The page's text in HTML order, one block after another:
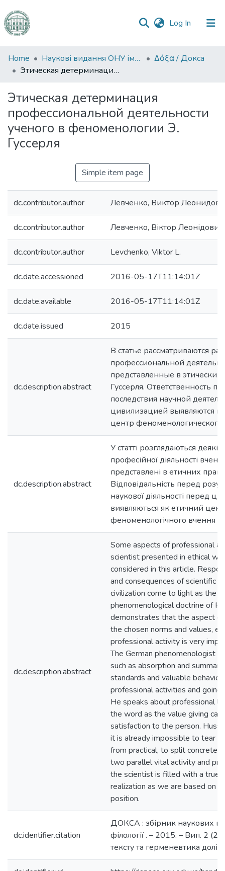
Log In (current)
Communities
&
All of DSpace
Statistics
Home Наукові видання ОНУ імені І. І. Мечникова
Δόξα / Докса
Этическая детерминация профессиональной деятельности ученого в феноменологии Э. Гуссерля
Этическая детерминация
профессиональной деятельности
ученого в феноменологии Э.
Гуссерля
Simple item page
dc.contributor.author Левченко, Виктор
dc.contributor.author Левченко, Віктор Леонідович
dc.contributor.author Levchenko, Viktor L.
dc.date.accessioned 2016-05-17T11:14:01Z
dc.date.available 2016-05-17T11:14:01Z
dc.date.issued 2015
dc.description.abstract
В статье рассматриваются
профессиональной
представленные в этических
Гуссерля. Ответственность
последствия научной
цивилизацией выявляются
центр феноменологического
dc.description.abstract
У статті розглядаються деякі
професійної діяльності
представлені в етичних
Відповідальність перед
наукової діяльності перед
виявляються як етичний
феноменологічного вчення
dc.description.abstract
Some aspects of professional
scientist presented in ethical
considered in this article.
and consequences of scientific
civilization come to light as the
phenomenological doctrine of
demonstrates that the aspect
the chosen norms and values,
professional activity is very
The German phenomenologist
such as absorption and
standards and valuable
professional activities and
He speaks about professional
the word as the value giving
satisfaction to the person.
it is already impossible to tear
from practical, to split concrete
two parallel vital activity and
the scientist is filled with a true
realization as we are based on
position.
dc.identifier.citation
ДОКСА : збірник наукових
філології . – 2015. – Вип. 2
тексту та герменевтика долі.